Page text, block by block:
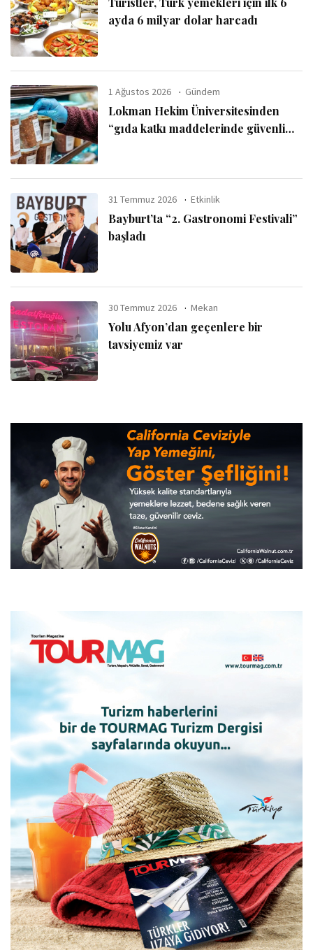
ayda 6 milyar dolar harcadı
1 Ağustos 2026 Gündem
Lokman Hekim Üniversitesinden
“gıda katkı maddelerinde güvenli
31 Temmuz 2026 Etkinlik
Bayburt’ta “2. Gastronomi Festivali”
başladı
30 Temmuz 2026 Mekan
Yolu Afyon’dan geçenlere bir
tavsiyemiz var